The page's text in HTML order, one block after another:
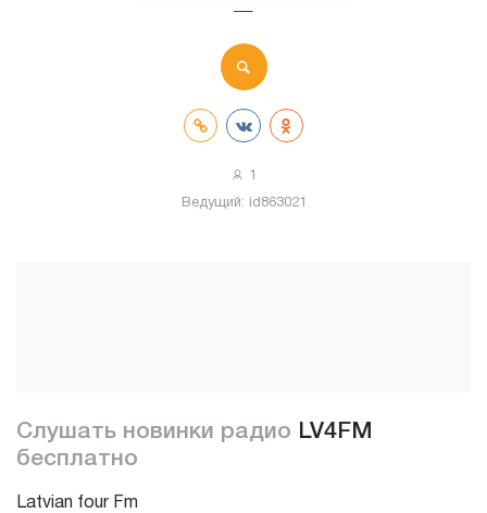
—
1
Ведущий: id863021
Слушать новинки радио LV4FM
бесплатно
Latvian four Fm